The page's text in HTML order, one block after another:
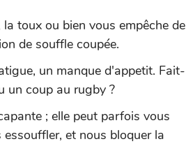
toux ou bien vous empêche de
de souffle coupée.
un manque d'appetit. Fait-
un coup au rugby ?
; elle peut parfois vous
et nous bloquer la